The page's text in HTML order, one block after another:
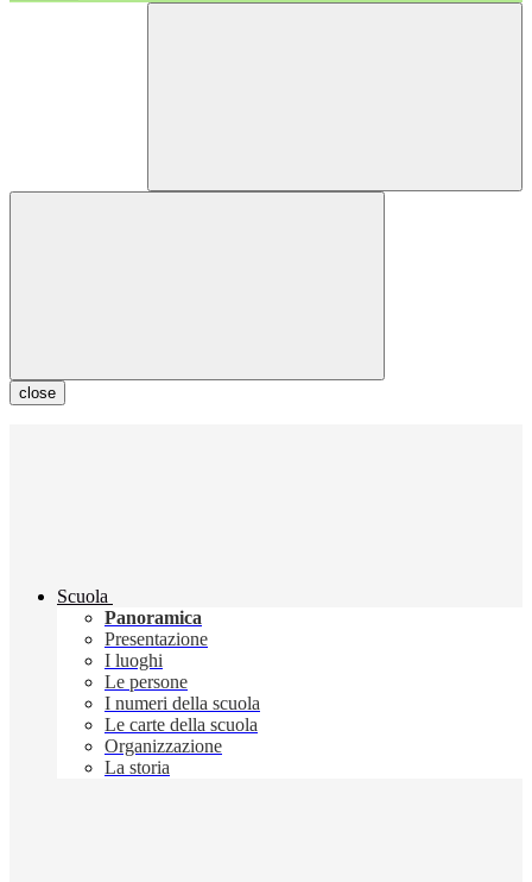
close
Scuola
Panoramica
Presentazione
I luoghi
Le persone
I numeri della scuola
Le carte della scuola
Organizzazione
La storia